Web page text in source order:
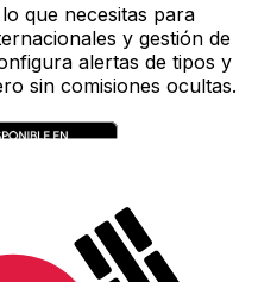
que necesitas para
y gestión de
alertas de tipos y
sin comisiones ocultas.